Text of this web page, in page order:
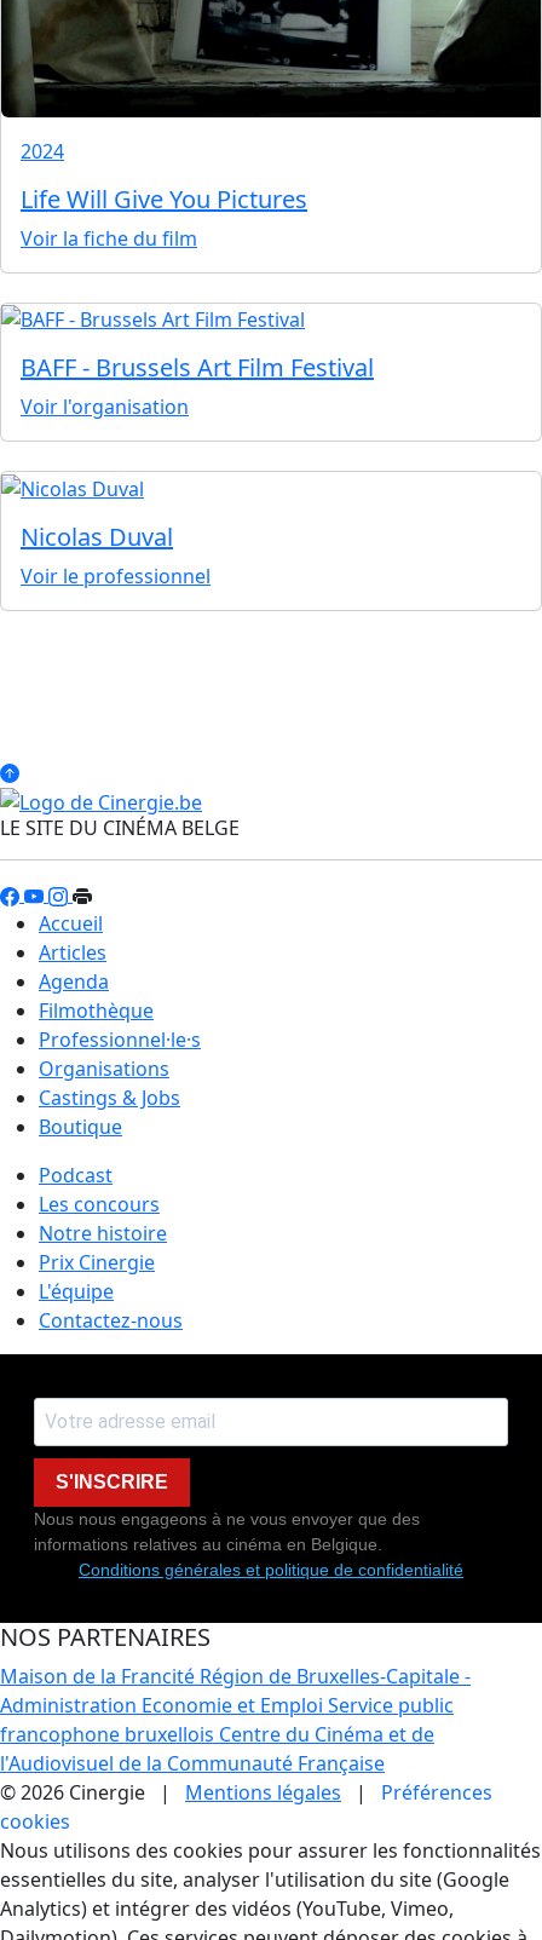
2024
Life Will Give You Pictures
Voir la fiche du film
BAFF - Brussels Art Film Festival
Voir l'organisation
Nicolas Duval
Voir le professionnel
LE SITE DU CINÉMA BELGE
Accueil
Articles
Agenda
Filmothèque
Professionnel·le·s
Organisations
Castings & Jobs
Boutique
Podcast
Les concours
Notre histoire
Prix Cinergie
L'équipe
Contactez-nous
S'INSCRIRE
Nous nous engageons à ne vous envoyer que des
informations relatives au cinéma en Belgique.
Conditions générales et politique de confidentialité
NOS PARTENAIRES
Maison de la Francité Région de Bruxelles-Capitale -
Administration Economie et Emploi Service public
francophone bruxellois Centre du Cinéma et de
l'Audiovisuel de la Communauté Française
© 2026 Cinergie | Mentions légales | Préférences
cookies
Gestion des Cookies
Nous utilisons des cookies pour assurer les fonctionnalités
essentielles du site, analyser l'utilisation du site (Google
Analytics) et intégrer des vidéos (YouTube, Vimeo,